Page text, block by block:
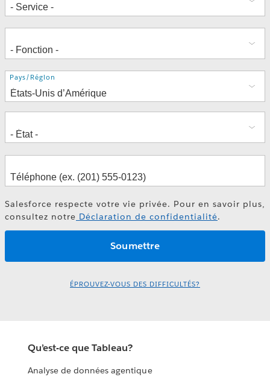
Transformez plus rapidement des
données en renseignements
exploitables avec l’analyse de
données agentique
Adresse
Pays/Région
Salesforce respecte votre vie privée. Pour en savoir plus,
consultez notre Déclaration de confidentialité.
ÉPROUVEZ-VOUS DES DIFFICULTÉS?
Qu’est-ce que Tableau?
Analyse de données agentique